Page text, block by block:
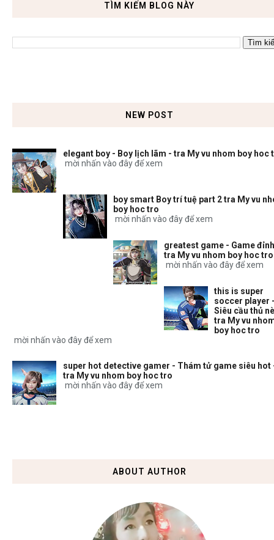
TÌM KIẾM BLOG NÀY
NEW POST
elegant boy - Boy lịch lãm - tra My vu nhom boy hoc
mời nhấn vào đây để xem
boy smart Boy trí tuệ part 2 tra My vu
boy hoc tro
mời nhấn vào đây để xem
greatest game - Game
tra My vu nhom boy hoc tro
mời nhấn vào đây để xem
this is super
soccer player
Siêu cầu thủ
tra My vu
boy hoc tro
mời nhấn vào đây để xem
super hot detective gamer - Thám tử game siêu hot
tra My vu nhom boy hoc tro
mời nhấn vào đây để xem
ABOUT AUTHOR